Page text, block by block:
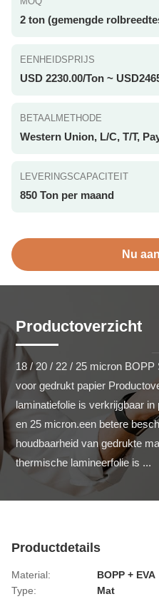
2 ton (gemengde
EENHEIDSPRIJS
USD 2230.00/Ton ~
BETAALMETHODE
Western Union, L/C, T/T,
LEVERINGSCAPACITEIT
850 Ton per maand
Nu
Productoverzicht
18 / 20 / 22 / 25 micron BOPP
voor gedrukt papier
laminatiefolie is verkrijgbaar
en 25 micron.een betere
houdbaarheid van gedrukte
thermische lamineerfolie is ...
Productdetails
Material:
BOPP + EVA
Type:
Mat